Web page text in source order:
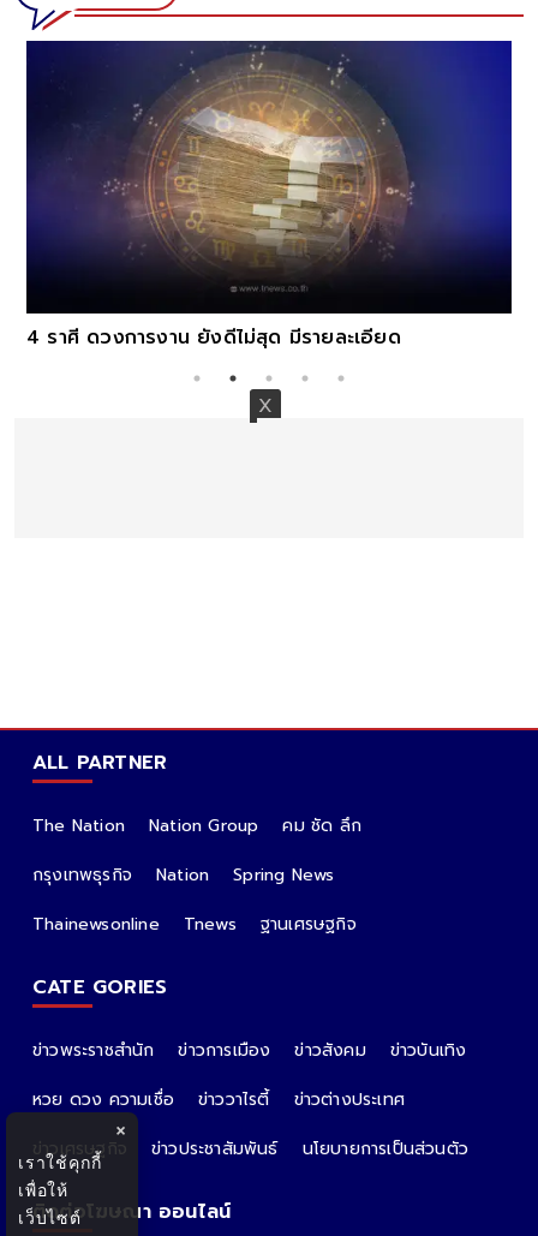
4 ราศี ดวงการงาน ยังดีไม่สุด มีรายละเอียด
ALL PARTNER
The Nation Nation Group
คม ชัด ลึก
กรุงเทพธุรกิจ
Nation
Spring News
Thainewsonline
Tnews ฐานเศรษฐกิจ
CATE GORIES
ข่าวพระราชสำนัก ข่าวการเมือง ข่าวสังคม
ข่าวบันเทิง
หวย ดวง ความเชื่อ
ข่าววาไรตี้
ข่าวต่างประเทศ
ข่าวเศรษฐกิจ
ข่าวประชาสัมพันธ์ นโยบายการเป็นส่วนตัว
ติดต่อโฆษณา ออนไลน์
×
เราใช้คุกกี้
เพื่อให้
เว็บไซต์